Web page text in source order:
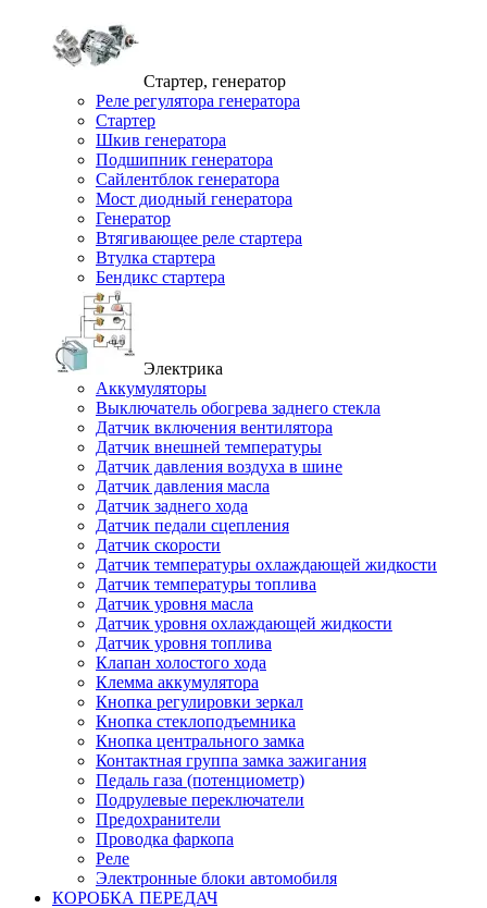
Стартер, генератор
Реле регулятора генератора
Стартер
Шкив генератора
Подшипник генератора
Сайлентблок генератора
Мост диодный генератора
Генератор
Втягивающее реле стартера
Втулка стартера
Бендикс стартера
Электрика
Аккумуляторы
Выключатель обогрева заднего стекла
Датчик включения вентилятора
Датчик внешней температуры
Датчик давления воздуха в шине
Датчик давления масла
Датчик заднего хода
Датчик педали сцепления
Датчик скорости
Датчик температуры охлаждающей жидкости
Датчик температуры топлива
Датчик уровня масла
Датчик уровня охлаждающей жидкости
Датчик уровня топлива
Клапан холостого хода
Клемма аккумулятора
Кнопка регулировки зеркал
Кнопка стеклоподъемника
Кнопка центрального замка
Контактная группа замка зажигания
Педаль газа (потенциометр)
Подрулевые переключатели
Предохранители
Проводка фаркопа
Реле
Электронные блоки автомобиля
КОРОБКА ПЕРЕДАЧ